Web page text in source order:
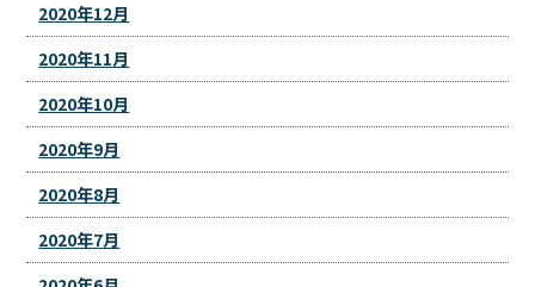
2020年12月
2020年11月
2020年10月
2020年9月
2020年8月
2020年7月